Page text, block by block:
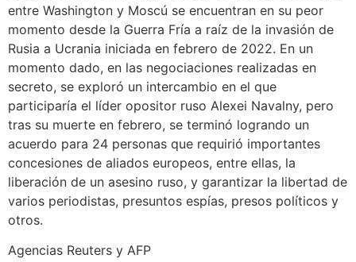
entre Washington y Moscú se encuentran en su peor
momento desde la Guerra Fría a raíz de la invasión de
Rusia a Ucrania iniciada en febrero de 2022. En un
momento dado, en las negociaciones realizadas en
secreto, se exploró un intercambio en el que
participaría el líder opositor ruso Alexei Navalny, pero
tras su muerte en febrero, se terminó logrando un
acuerdo para 24 personas que requirió importantes
concesiones de aliados europeos, entre ellas, la
liberación de un asesino ruso, y garantizar la libertad de
varios periodistas, presuntos espías, presos políticos y
otros.
Agencias Reuters y AFP